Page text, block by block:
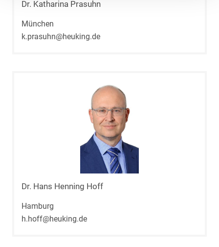
Dr. Katharina Prasuhn
München
k.prasuhn@heuking.de
Dr. Hans Henning Hoff
Hamburg
h.hoff@heuking.de